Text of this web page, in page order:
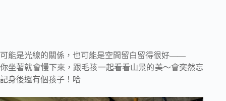
可能是光線的關係，也可能是空間留白留得很好——
你坐著就會慢下來，跟毛孩一起看看山景的美～會突然忘
記身後還有個孩子！哈